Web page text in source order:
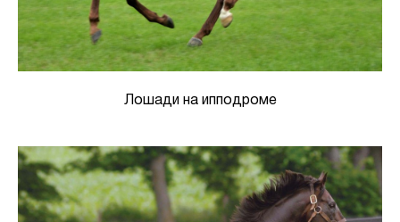
Лошади на ипподроме